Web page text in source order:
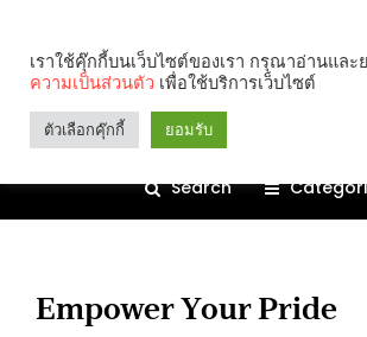
Search
Empower Your Pride
เราใช้คุ๊กกี้บนเว็บไซต์ของเรา กรุณาอ่านและ
ความเป็นส่วนตัว เพื่อใช้บริการเว็บไซต์
ตัวเลือกคุ๊กกี้ ยอมรับ